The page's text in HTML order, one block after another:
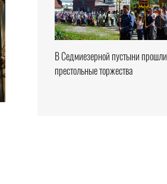
В Седмиезерной пустыни прошли
престольные торжества